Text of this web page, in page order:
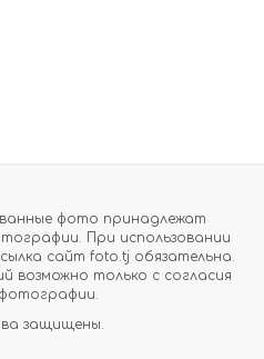
фото принадлежат
При использовании
сайт foto.tj обязательна.
возможно только с согласия
защищены.